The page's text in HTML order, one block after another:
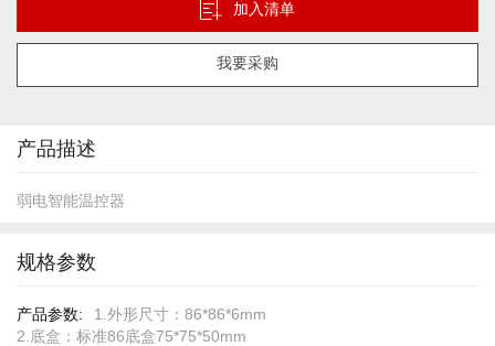
加入清单
我要采购
像
的
头
产品描述
弱电智能温控器
规格参数
规
格
1.外形尺寸：86*86*6mm
2.底盒：标准86底盒75*75*50mm